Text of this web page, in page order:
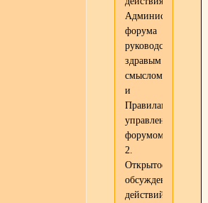
Администрация
форума
руководствуется
здравым
смыслом
и
Правилами
управления
форумом.
2.
Открытое
обсуждение
действий